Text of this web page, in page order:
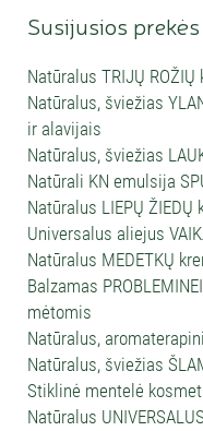
Susijusios prekės
Natūralus TRIJŲ
Natūralus, šviežias
ir alavijais
Natūralus, šviežias
Natūrali KN emulsija
Natūralus LIEPŲ
Universalus aliejus
Natūralus MEDETKŲ
Balzamas
mėtomis
Natūralus,
Natūralus, šviežias
Stiklinė mentelė
Natūralus